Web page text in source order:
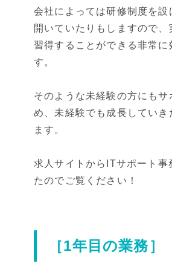
会社によっては研修制度を
開いていたりもしますので
習得することができる非常
す。
そのような未経験の方にも
め、未経験でも成長してい
ます。
求人サイトからITサポート事
たのでご覧ください！
［1年目の業務］